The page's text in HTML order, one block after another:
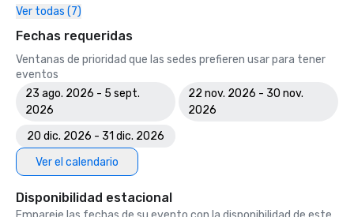
Ver todas (7)
Fechas requeridas
Ventanas de prioridad que las sedes prefieren usar para tener
eventos
23 ago. 2026 - 5 sept.
2026
22 nov. 2026 - 30 nov.
2026
20 dic. 2026 - 31 dic. 2026
Ver el calendario
Disponibilidad estacional